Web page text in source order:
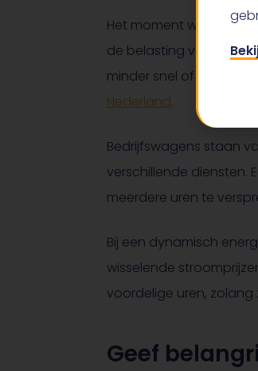
Het moment waarop
de belasting van het
minder snel of op een
Nederland.
Bedrijfswagens staan
verschillende diensten.
meerdere uren te
Bij een dynamisch
wisselende
voordelige uren,
Geef